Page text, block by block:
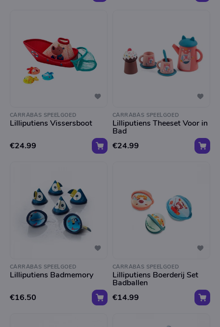
CARRABAS SPEELGOED
Lilliputiens Vissersboot
€24.99
CARRABAS SPEELGOED
Lilliputiens Theeset Voor in
Bad
€24.99
CARRABAS SPEELGOED
Lilliputiens Badmemory
€16.50
CARRABAS SPEELGOED
Lilliputiens Boerderij Set
Badballen
€14.99